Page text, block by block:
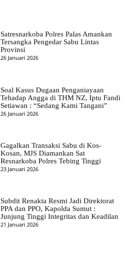
Satresnarkoba Polres Palas Amankan
Tersangka Pengedar Sabu Lintas
Provinsi
26 Januari 2026
Soal Kasus Dugaan Penganiayaan
Tehadap Angga di THM NZ, Iptu Fandi
Setiawan : “Sedang Kami Tangani”
26 Januari 2026
Gagalkan Transaksi Sabu di Kos-
Kosan, MJS Diamankan Sat
Resnarkoba Polres Tebing Tinggi
23 Januari 2026
Subdit Renakta Resmi Jadi Direktorat
PPA dan PPO, Kapolda Sumut :
Junjung Tinggi Integritas dan Keadilan
21 Januari 2026